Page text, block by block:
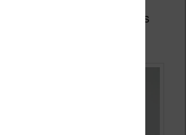
porte sur deux catégories